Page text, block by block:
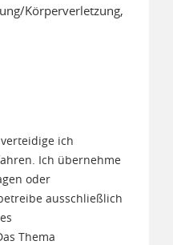
Körperverletzung,
ich
Ich übernehme
oder
ausschließlich
Thema